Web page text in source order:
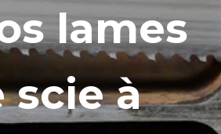
lames
scie à